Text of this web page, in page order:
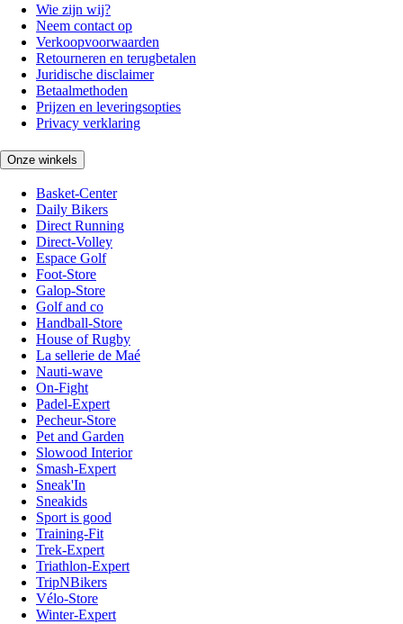
Wie zijn wij?
Neem contact op
Verkoopvoorwaarden
Retourneren en terugbetalen
Juridische disclaimer
Betaalmethoden
Prijzen en leveringsopties
Privacy verklaring
Onze winkels
Basket-Center
Daily Bikers
Direct Running
Direct-Volley
Espace Golf
Foot-Store
Galop-Store
Golf and co
Handball-Store
House of Rugby
La sellerie de Maé
Nauti-wave
On-Fight
Padel-Expert
Pecheur-Store
Pet and Garden
Slowood Interior
Smash-Expert
Sneak'In
Sneakids
Sport is good
Training-Fit
Trek-Expert
Triathlon-Expert
TripNBikers
Vélo-Store
Winter-Expert